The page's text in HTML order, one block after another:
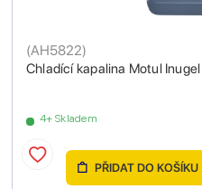
Chladící kapalina Motul
(AH5822)
4+ Skladem
PŘIDAT DO KOŠÍKU